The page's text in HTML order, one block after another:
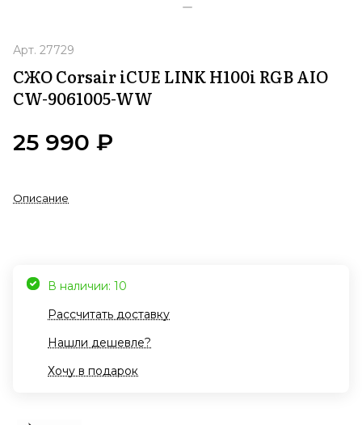
Арт. 27729
СЖО Corsair iCUE LINK H100i RGB AIO
CW-9061005-WW
25 990 ₽
Описание
В наличии: 10
Рассчитать доставку
Нашли дешевле?
Хочу в подарок